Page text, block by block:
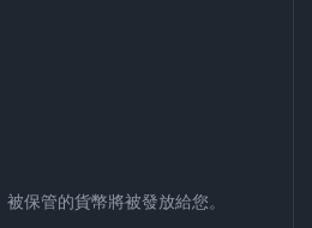
保管的貨幣將被發放給您。